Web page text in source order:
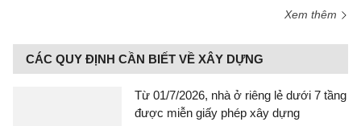
Xem thêm
CÁC QUY ĐỊNH CẦN BIẾT VỀ XÂY DỰNG
Từ 01/7/2026, nhà ở riêng lẻ dưới 7 tầng
được miễn giấy phép xây dựng